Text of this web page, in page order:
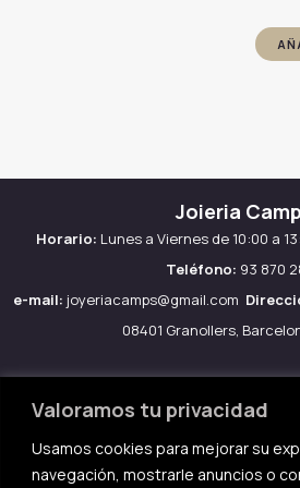
Valoramos tu privacidad
Usamos cookies para mejorar su
navegación, mostrarle anuncios o
Joieria
Horario: Lunes a Viernes de 10:00 a
Teléfono: 93 870
e-mail: joyeriacamps@gmail.com
08401 Granollers,
Aviso legal